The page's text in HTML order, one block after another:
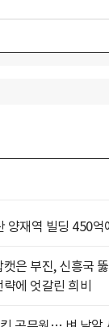
양재역 빌딩 450억
은 부진, 신흥국
에 엇갈린 희비